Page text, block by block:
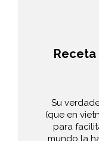
Receta
Su
(que en
para
mundo la